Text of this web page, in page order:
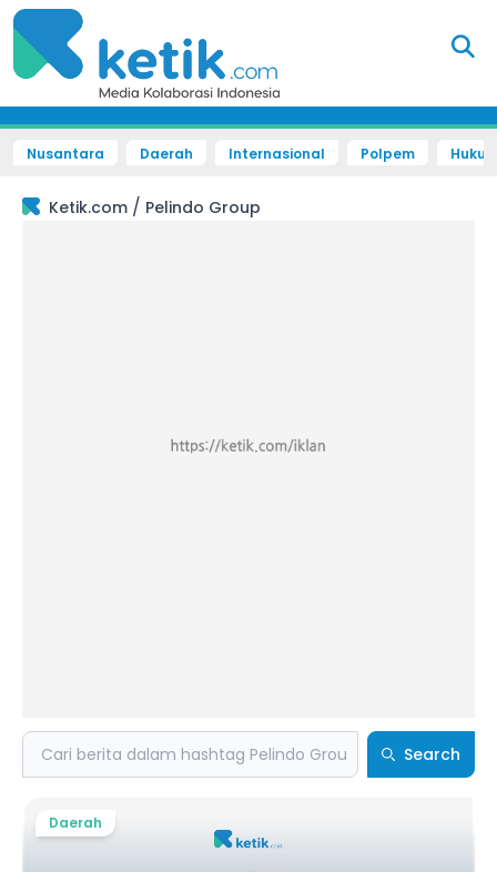
Nusantara Daerah Internasional Polpem
Ketik.com / Pelindo Group
Search Search
Daerah